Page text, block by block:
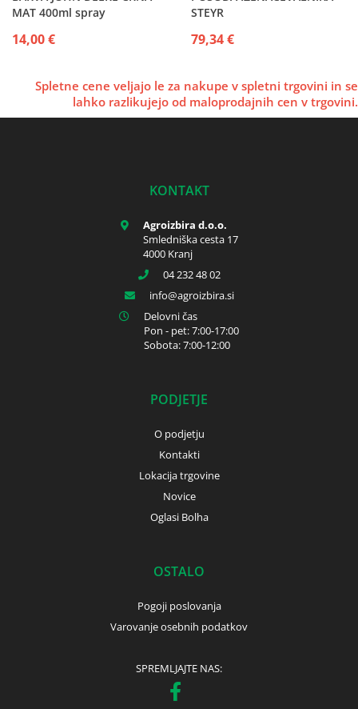
MAT 400ml spray
14,00 €
STEYR
79,34 €
Spletne cene veljajo le za nakupe v spletni trgovini in se
lahko razlikujejo od maloprodajnih cen v trgovini.
KONTAKT
Agroizbira d.o.o.
Smledniška cesta 17
4000 Kranj
04 232 48 02
info
agroizbira.si
Delovni čas
Pon - pet: 7:00-17:00
Sobota: 7:00-12:00
PODJETJE
O podjetju
Kontakti
Lokacija trgovine
Novice
Oglasi Bolha
OSTALO
Pogoji poslovanja
Varovanje osebnih podatkov
SPREMLJAJTE NAS: